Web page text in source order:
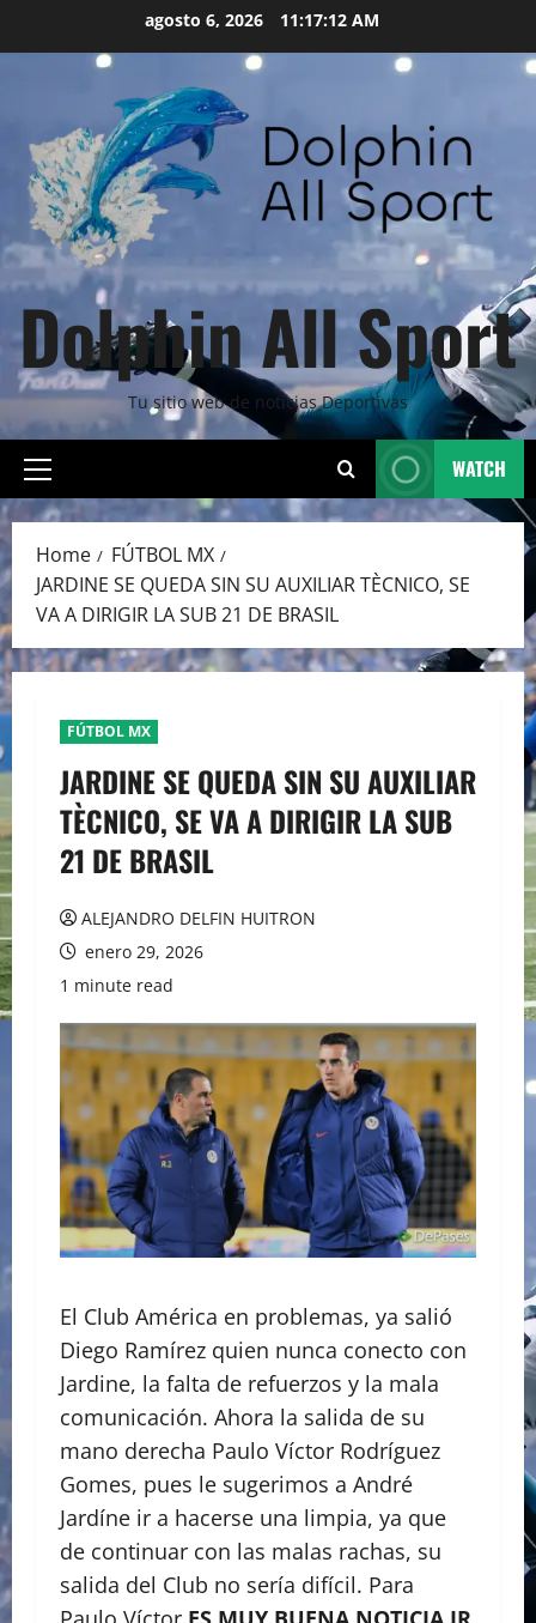
agosto 6, 2026 11:17:13 AM
Dolphin All Sport
Tu sitio web de noticias Deportivas
Primary
Menu
WATCH
Home
FÚTBOL MX
JARDINE SE QUEDA SIN SU AUXILIAR TÈCNICO, SE
VA A DIRIGIR LA SUB 21 DE BRASIL
FÚTBOL MX
JARDINE SE QUEDA SIN SU AUXILIAR
TÈCNICO, SE VA A DIRIGIR LA SUB
21 DE BRASIL
ALEJANDRO DELFIN HUITRON
enero 29, 2026
1 minute read
El Club América en problemas, ya salió
Diego Ramírez quien nunca conecto con
Jardine, la falta de refuerzos y la mala
comunicación. Ahora la salida de su
mano derecha Paulo Víctor Rodríguez
Gomes, pues le sugerimos a André
Jardíne ir a hacerse una limpia, ya que
de continuar con las malas rachas, su
salida del Club no sería difícil. Para